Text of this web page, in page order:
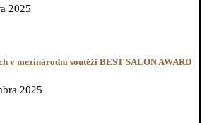
2025
v mezinárodní soutěži BEST SALON AWARD
2025